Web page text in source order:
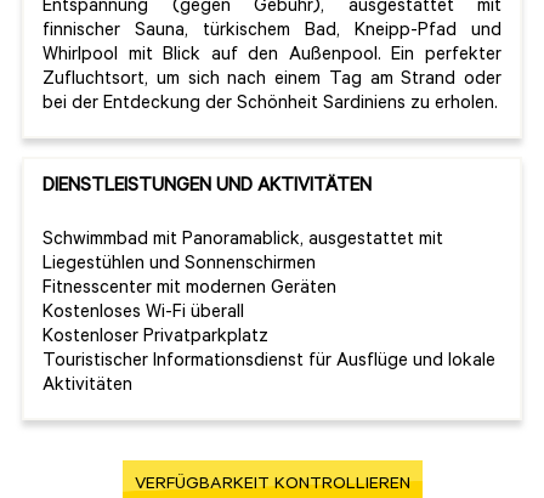
Entspannung (gegen Gebühr), ausgestattet mit
finnischer Sauna, türkischem Bad, Kneipp-Pfad und
Whirlpool mit Blick auf den Außenpool. Ein perfekter
Zufluchtsort, um sich nach einem Tag am Strand oder
bei der Entdeckung der Schönheit Sardiniens zu erholen.
DIENSTLEISTUNGEN UND AKTIVITÄTEN
Schwimmbad mit Panoramablick, ausgestattet mit
Liegestühlen und Sonnenschirmen
Fitnesscenter mit modernen Geräten
Kostenloses Wi-Fi überall
Kostenloser Privatparkplatz
Touristischer Informationsdienst für Ausflüge und lokale
Aktivitäten
VERFÜGBARKEIT KONTROLLIEREN